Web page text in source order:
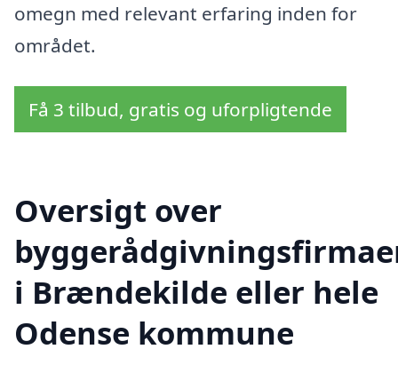
omegn med relevant erfaring inden for
området.
Få 3 tilbud, gratis og uforpligtende
Oversigt over
i Brændekilde eller hele
Odense kommune